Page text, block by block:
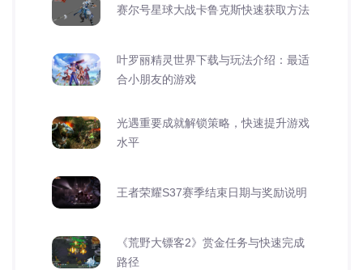
赛尔号星球大战卡鲁克斯快速获取方法
叶罗丽精灵世界下载与玩法介绍：最适
合小朋友的游戏
光遇重要成就解锁策略，快速提升游戏
水平
王者荣耀S37赛季结束日期与奖励说明
《荒野大镖客2》赏金任务与快速完成
路径